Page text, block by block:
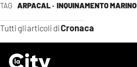
TAG ARPACAL · INQUINAMENTO MARINO
Tutti gli articoli diCronaca